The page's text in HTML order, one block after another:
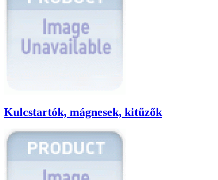
Kulcstartók, mágnesek, kitűzők